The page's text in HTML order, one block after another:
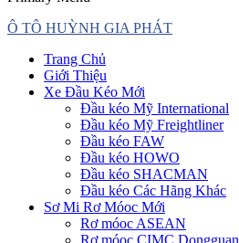
Ô TÔ HUỲNH GIA PHÁT
Trang Chủ
Giới Thiệu
Xe Đầu Kéo Mới
Đầu kéo Mỹ International
Đầu kéo Mỹ Freightliner
Đầu kéo FAW
Đầu kéo HOWO
Đầu kéo SHACMAN
Đầu kéo Các Hãng Khác
Sơ Mi Rơ Móoc Mới
Rơ móoc ASEAN
Rơ móoc CIMC Dongguan